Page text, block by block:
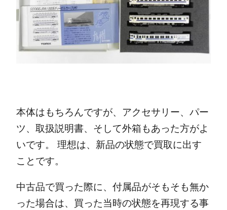
本体はもちろんですが、アクセサリー、パー
ツ、取扱説明書、そして外箱もあった方がよ
いです。
理想は、新品の状態で買取に出す
ことです。
中古品で買った際に、付属品がそもそも無か
った場合は、買った当時の状態を再現する事